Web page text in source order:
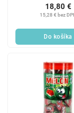
15,28 € bez
18,80 €
Do košíka